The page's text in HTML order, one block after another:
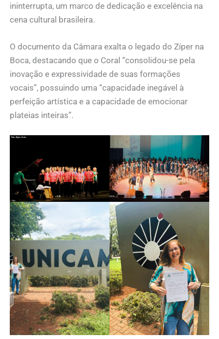
ininterrupta, um marco de dedicação e excelência na
cena cultural brasileira.
O documento da Câmara exalta o legado do Zíper na
Boca, destacando que o Coral “consolidou-se pela
inovação e expressividade de suas formações
vocais”, possuindo uma “capacidade inegável à
perfeição artística e a capacidade de emocionar
plateias inteiras”.